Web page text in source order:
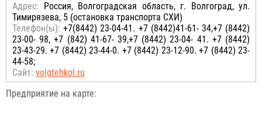
Адрес: Россия, Волгоградская область, г. Волгоград, ул.
Тимирязева, 5 (остановка транспорта СХИ)
Телефон(ы): +7(8442) 23-04-41. +7 (8442)41-61- 34,+7 (8442)
23-00- 98, +7 (842) 41-67- 39,+7 (8442) 23-04- 41. +7 (8442)
23-43-29. +7 (8442) 23-44-0. +7 (8442) 23-12-90. +7 (8442) 23-
44-58;
Сайт: volgtehkol.ru
Предприятие на карте: